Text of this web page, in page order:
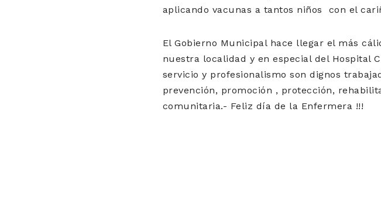
aplicando vacunas a tantos niños con el
El Gobierno Municipal hace llegar el más
nuestra localidad y en especial del Hospital
servicio y profesionalismo son dignos
prevención, promoción , protección,
comunitaria.- Feliz día de la Enfermera !!!